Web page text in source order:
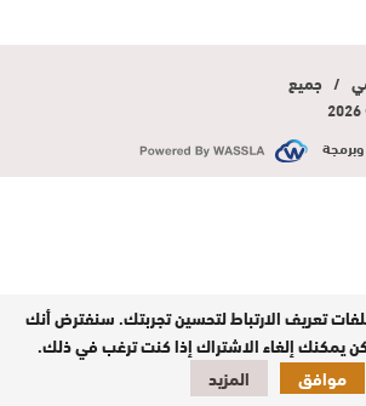
/ جميع
تعريف الارتباط لتحسين تجربتك. سنفترض أنك
يمكنك إلغاء الاشتراك إذا كنت ترغب في ذلك.
موافق
المزيد